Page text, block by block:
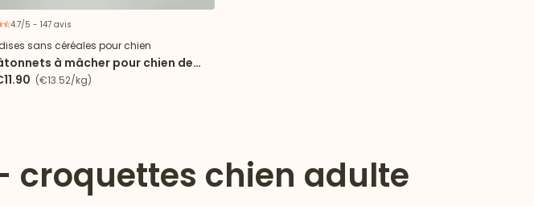
4.7/5 - 147 avis
sans céréales pour chien
à mâcher pour chien de
(€13.52/kg)
croquettes chien adulte